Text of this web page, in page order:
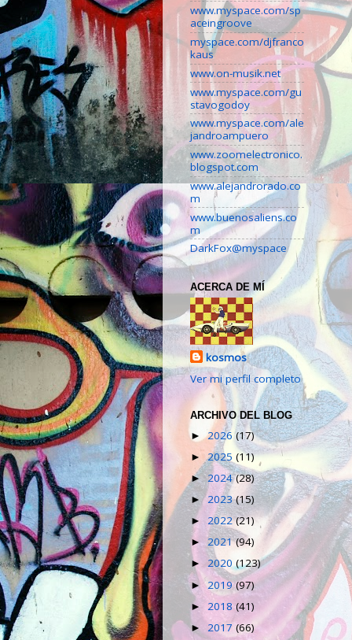
www.myspace.com/sp
aceingroove
myspace.com/djfranco
kaus
www.on-musik.net
www.myspace.com/gu
stavogodoy
www.myspace.com/ale
jandroampuero
www.zoomelectronico.
blogspot.com
www.alejandrorado.co
m
www.buenosaliens.co
m
DarkFox@myspace
ACERCA DE MÍ
kosmos
Ver mi perfil completo
ARCHIVO DEL BLOG
►2026 (17)
►2025 (11)
►2024(28)
►2023(15)
► 2022(21)
► 2021(94)
► 2020(123)
►2019(97)
► 2018(41)
► 2017 (66)